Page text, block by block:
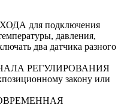
для подключения
давления,
два датчика разного
РЕГУЛИРОВАНИЯ
закону или